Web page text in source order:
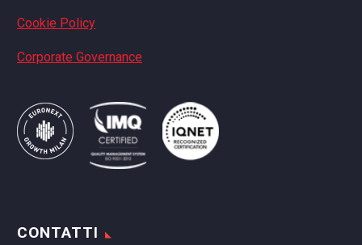
Cookie Policy
Corporate Governance
CONTATTI